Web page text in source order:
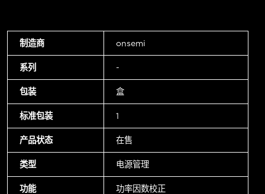
制造商 onsemi
系列 -
包装 盒
标准包装 1
产品状态 在售
类型 电源管理
功能 功率因数校正